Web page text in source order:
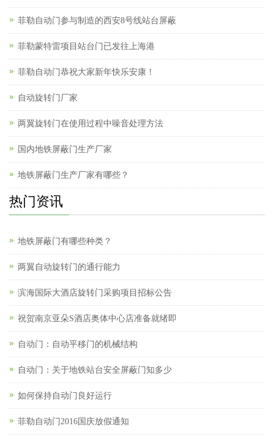
菲勒自动门参与制造的西安8号线站台屏蔽
菲勒蒙特雷项目站台门已发往上海港
菲勒自动门恭祝大家新年快乐安康！
自动旋转门厂家
两翼旋转门在使用过程中噪音处理方法
国内地铁屏蔽门生产厂家
地铁屏蔽门生产厂家有哪些？
热门资讯
地铁屏蔽门有哪些种类？
两翼自动旋转门的通行能力
滨海国际大酒店旋转门采购项目招标公告
祝贺南京亚朵S酒店奥体中心店准备就绪即
自动门：自动平移门的机械结构
自动门：关于地铁站台安全屏蔽门知多少
如何保持自动门良好运行
菲勒自动门2016国庆放假通知